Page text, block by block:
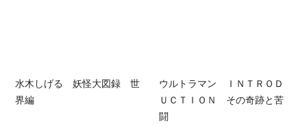
水木しげる 妖怪大図録 世
界編
ウルトラマン ＩＮＴＲＯＤ
ＵＣＴＩＯＮ その奇跡と苦
闘